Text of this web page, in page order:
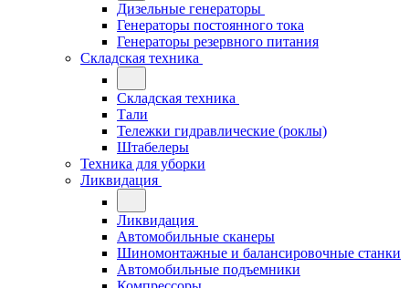
Дизельные генераторы
Генераторы постоянного тока
Генераторы резервного питания
Складская техника
Складская техника
Тали
Тележки гидравлические (роклы)
Штабелеры
Техника для уборки
Ликвидация
Ликвидация
Автомобильные сканеры
Шиномонтажные и балансировочные станки
Автомобильные подъемники